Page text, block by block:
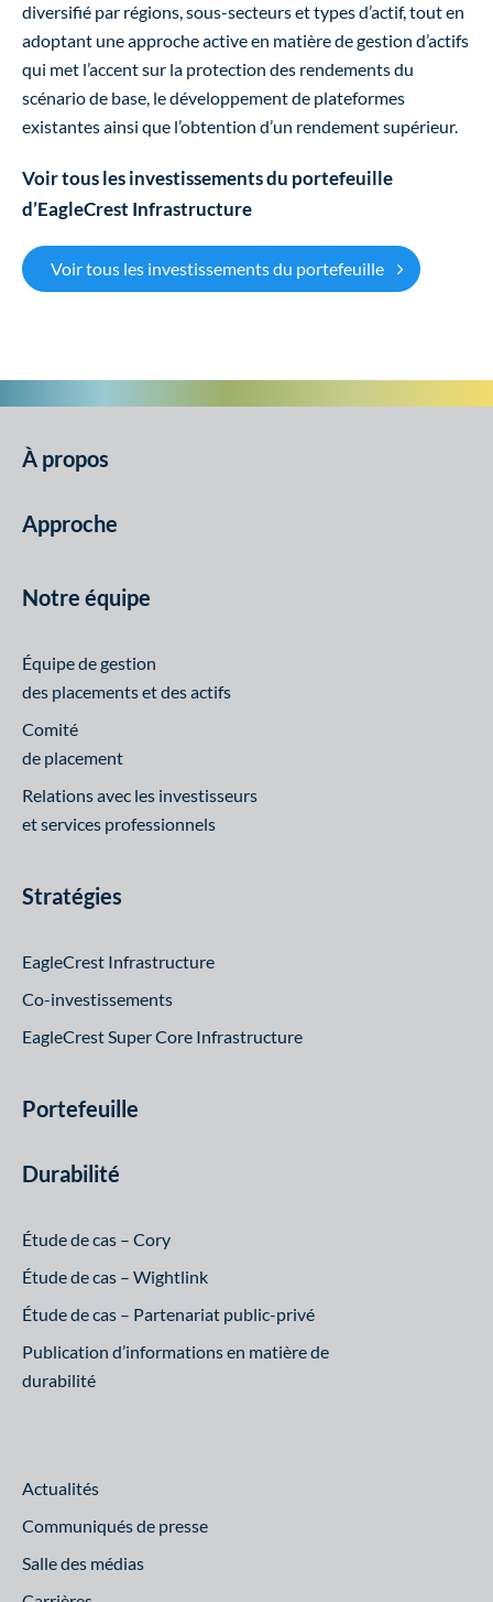
diversifié par régions, sous-secteurs et types d’actif, tout en
adoptant une approche active en matière de gestion d’actifs
qui met l’accent sur la protection des rendements du
scénario de base, le développement de plateformes
existantes ainsi que l’obtention d’un rendement supérieur.
Voir tous les investissements du portefeuille
d’EagleCrest Infrastructure
Voir tous les investissements du portefeuille
À propos
Approche
Notre équipe
Équipe de gestion
des placements et des actifs
Comité
de placement
Relations avec les investisseurs
et services professionnels
Stratégies
EagleCrest Infrastructure
Co-investissements
EagleCrest Super Core Infrastructure
Portefeuille
Durabilité
Étude de cas – Cory
Étude de cas – Wightlink
Étude de cas – Partenariat public-privé
Publication d’informations en matière de
durabilité
Actualités
Communiqués de presse
Salle des médias